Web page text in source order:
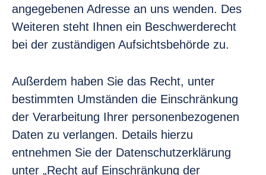
angegebenen Adresse an uns wenden. Des
Weiteren steht Ihnen ein Beschwerderecht
bei der zuständigen Aufsichtsbehörde zu.
Außerdem haben Sie das Recht, unter
bestimmten Umständen die Einschränkung
der Verarbeitung Ihrer personenbezogenen
Daten zu verlangen. Details hierzu
entnehmen Sie der Datenschutzerklärung
unter „Recht auf Einschränkung der